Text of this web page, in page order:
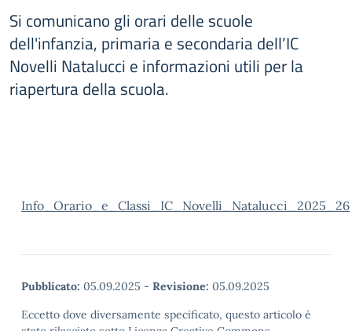
Si comunicano gli orari delle scuole
dell'infanzia, primaria e secondaria dell’IC
Novelli Natalucci e informazioni utili per la
riapertura della scuola.
Info_Orario_e_Classi_IC_Novelli_Natalucci_2025_26
Pubblicato: 05.09.2025 - Revisione: 05.09.2025
Eccetto dove diversamente specificato, questo articolo è